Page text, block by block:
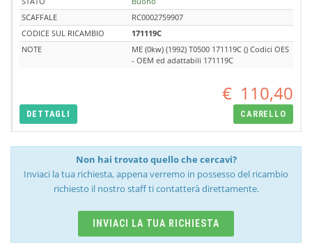
SCAFFALE
RC0002759907
CODICE SUL RICAMBIO
171119C
NOTE
ME (0kw) (1992) T0500 171119C () Codici OES
- OEM ed adattabili 171119C
€ 110,40
DETTAGLI CARRELLO
Non hai trovato quello che cercavi?
Inviaci la tua richiesta, appena verremo in possesso del ricambio
richiesto il nostro staff ti contatterà direttamente.
INVIACI LA TUA RICHIESTA